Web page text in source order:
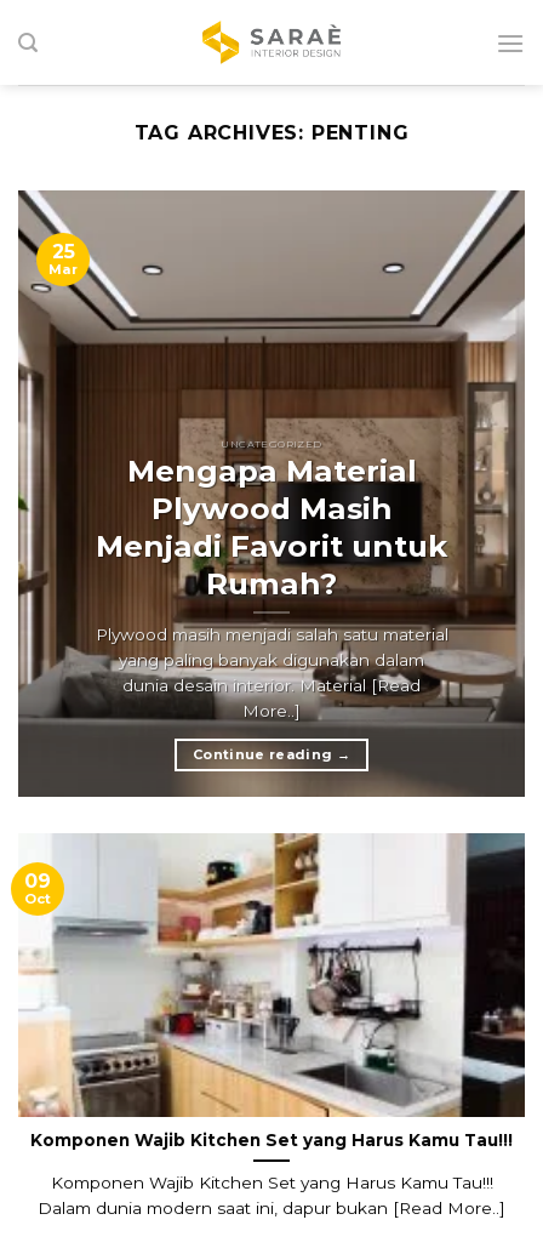
to
TAG ARCHIVES: PENTING
UNCATEGORIZED
Mengapa Material
Plywood Masih
Menjadi Favorit untuk
Rumah?
Plywood masih menjadi salah satu material
yang paling banyak digunakan dalam
dunia desain interior. Material [Read
More..]
Continue reading →
25
Mar
Komponen Wajib Kitchen Set yang Harus Kamu Tau!!!
Komponen Wajib Kitchen Set yang Harus Kamu Tau!!!
Dalam dunia modern saat ini, dapur bukan [Read More..]
09
Oct